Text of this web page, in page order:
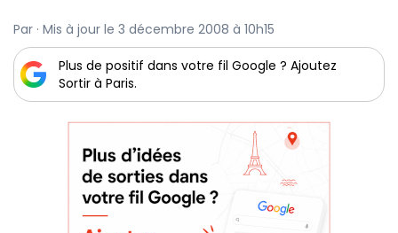
Par · Mis à jour le 3 décembre 2008 à 10h15
Plus de positif dans votre fil Google ? Ajoutez
Sortir à Paris.